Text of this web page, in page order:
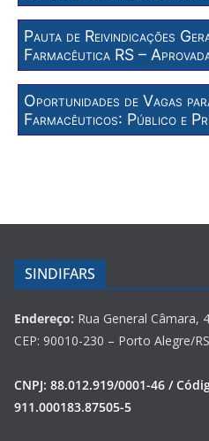
Pauta de Reivindicações
Farmacêutica RS –
Oportunidades de Vagas
Farmacêuticos: Público e
SINDIFARS
Endereço: Rua General Câmara,
CEP: 90010-230 – Porto Alegre/RS
CNPJ: 88.012.919/0001-46 /
911.000183.87505-5